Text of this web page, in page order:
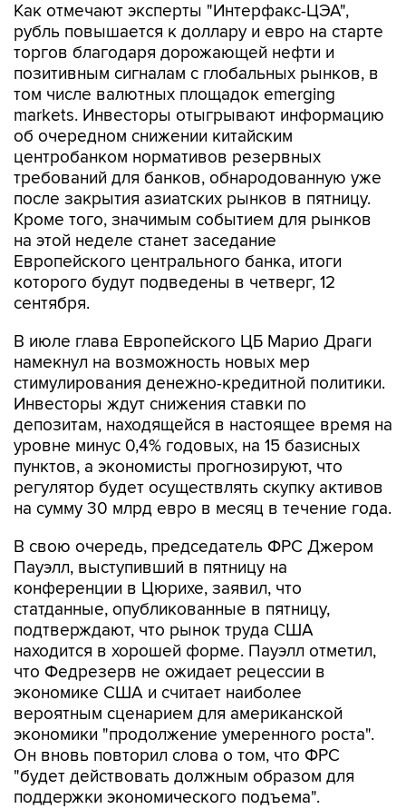
Как отмечают эксперты "Интерфакс-ЦЭА",
рубль повышается к доллару и евро на старте
торгов благодаря дорожающей нефти и
позитивным сигналам с глобальных рынков, в
том числе валютных площадок emerging
markets. Инвесторы отыгрывают информацию
об очередном снижении китайским
центробанком нормативов резервных
требований для банков, обнародованную уже
после закрытия азиатских рынков в пятницу.
Кроме того, значимым событием для рынков
на этой неделе станет заседание
Европейского центрального банка, итоги
которого будут подведены в четверг, 12
сентября.
В июле глава Европейского ЦБ Марио Драги
намекнул на возможность новых мер
стимулирования денежно-кредитной политики.
Инвесторы ждут снижения ставки по
депозитам, находящейся в настоящее время на
уровне минус 0,4% годовых, на 15 базисных
пунктов, а экономисты прогнозируют, что
регулятор будет осуществлять скупку активов
на сумму 30 млрд евро в месяц в течение года.
В свою очередь, председатель ФРС Джером
Пауэлл, выступивший в пятницу на
конференции в Цюрихе, заявил, что
статданные, опубликованные в пятницу,
подтверждают, что рынок труда США
находится в хорошей форме. Пауэлл отметил,
что Федрезерв не ожидает рецессии в
экономике США и считает наиболее
вероятным сценарием для американской
экономики "продолжение умеренного роста".
Он вновь повторил слова о том, что ФРС
"будет действовать должным образом для
поддержки экономического подъема".